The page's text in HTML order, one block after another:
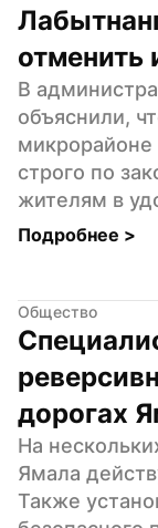
отменить
В
объяснили,
микрорайоне
строго по
жителям в
Подробнее >
Общество
дорогах
На
Ямала
Также